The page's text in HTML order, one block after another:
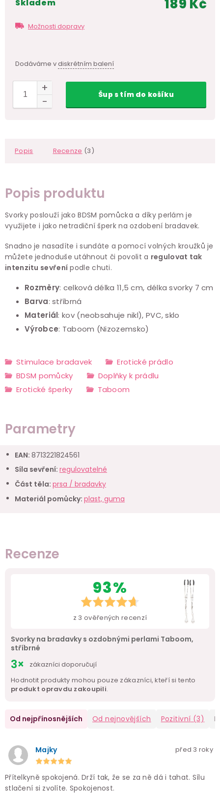
skladem
Možnosti dopravy
Dodáváme vdiskrétním balení
189 Kč
Šups tímdo košíku
Popis Recenze (3)
Popis produktu
Svorky poslouží jako BDSM pomůcka a díky perlám je
využijete i jako netradiční šperk na ozdobení bradavek.
Snadno je nasadíte i sundáte a pomocí volných kroužků je
můžete jednoduše utáhnout či povolit a regulovat tak
intenzitu sevření podle chuti.
Rozměry: celková délka 11,5 cm, délka svorky 7 cm
Barva: stříbrná
Materiál: kov (neobsahuje nikl), PVC, sklo
Výrobce: Taboom (Nizozemsko)
Stimulace bradavek
Erotické prádlo
BDSM pomůcky
Doplňky k prádlu
Erotické šperky
Taboom
Parametry
EAN: 8713221824561
Síla sevření: regulovatelné
Část těla: prsa / bradavky
Materiál pomůcky: plast, guma
Recenze
93%
z 3 ověřených recenzí
Svorky na bradavky s ozdobnými perlami Taboom,
stříbrné
3×
zákazníci doporučují
Hodnotit produkty mohou pouze zákazníci, kteří si tento
produkt opravdu zakoupili.
Od nejpřínosnějších Od nejnovějších Pozitivní (3)
Majky před 3 roky
Přítelkyně spokojená. Drží tak, že se za ně dá i tahat. Sílu
stlačení si zvolíte. Spokojenost.